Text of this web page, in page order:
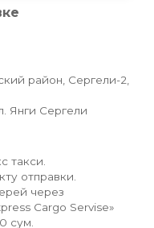
район, Сергели-2,
Янги Сергели
такси.
отправки.
через
Cargo Servise»
сум.